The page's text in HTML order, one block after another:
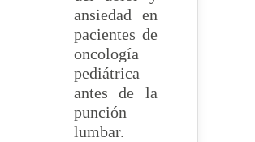
ansiedad en
pacientes de
oncología
pediátrica
antes de la
punción
lumbar.